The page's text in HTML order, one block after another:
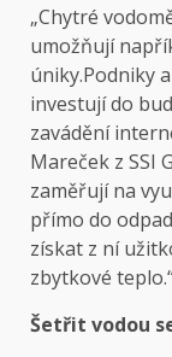
„Chytré
umožňují
úniky.Podniky
investují do
zavádění
Mareček z SSI
zaměřují na
přímo do
získat z ní
zbytkové
Šetřit vodou